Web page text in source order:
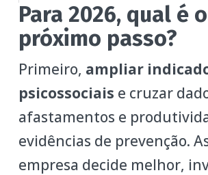
Para 2026, qual é o
próximo passo?
Primeiro, ampliar
psicossociais e cruzar
afastamentos e
evidências de prevenção.
empresa decide melhor,